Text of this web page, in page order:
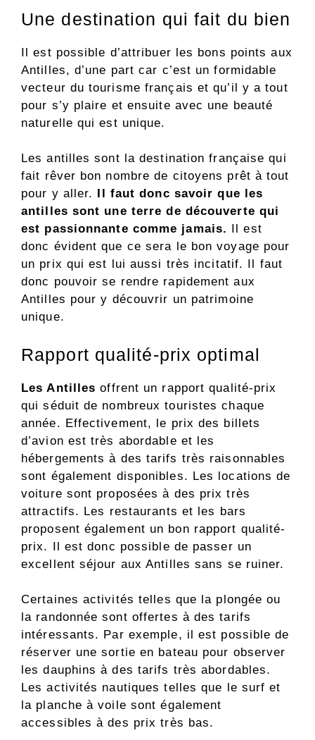
Une destination qui fait du bien
Il est possible d’attribuer les bons points aux
Antilles, d’une part car c’est un formidable
vecteur du tourisme français et qu’il y a tout
pour s’y plaire et ensuite avec une beauté
naturelle qui est unique.
Les antilles sont la destination française qui
fait rêver bon nombre de citoyens prêt à tout
pour y aller. Il faut donc savoir que les
antilles sont une terre de découverte qui
est passionnante comme jamais. Il est
donc évident que ce sera le bon voyage pour
un prix qui est lui aussi très incitatif. Il faut
donc pouvoir se rendre rapidement aux
Antilles pour y découvrir un patrimoine
unique.
Rapport qualité-prix optimal
Les Antilles offrent un rapport qualité-prix
qui séduit de nombreux touristes chaque
année. Effectivement, le prix des billets
d’avion est très abordable et les
hébergements à des tarifs très raisonnables
sont également disponibles. Les locations de
voiture sont proposées à des prix très
attractifs. Les restaurants et les bars
proposent également un bon rapport qualité-
prix. Il est donc possible de passer un
excellent séjour aux Antilles sans se ruiner.
Certaines activités telles que la plongée ou
la randonnée sont offertes à des tarifs
intéressants. Par exemple, il est possible de
réserver une sortie en bateau pour observer
les dauphins à des tarifs très abordables.
Les activités nautiques telles que le surf et
la planche à voile sont également
accessibles à des prix très bas.